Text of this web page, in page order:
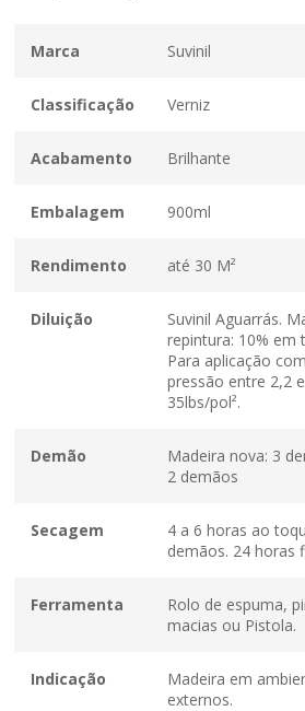
Marca Suvinil
Classificação Verniz
Acabamento Brilhante
Embalagem 900ml
Rendimento até 30 M²
Diluição
Suvinil Aguarrás.
repintura: 10% em
Para aplicação
pressão entre 2,2
35lbs/pol².
Demão
Madeira nova: 3
2 demãos
Secagem
4 a 6 horas ao
demãos. 24 horas
Ferramenta
Rolo de espuma,
macias ou Pistola.
Indicação
Madeira em
externos.